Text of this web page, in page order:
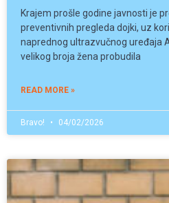
Krajem prošle godine javnosti je
preventivnih pregleda dojki, uz
naprednog ultrazvučnog uređaja
velikog broja žena probudila
READ MORE »
Bravo! 04/02/2026